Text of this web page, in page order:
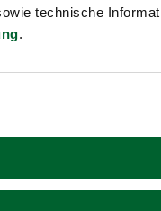
technische
.